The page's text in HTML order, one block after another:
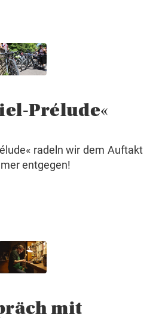
Prélude«
radeln wir dem Auftakt
entgegen!
mit